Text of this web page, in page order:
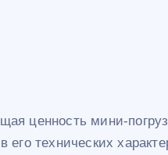
ценность мини-
его технических